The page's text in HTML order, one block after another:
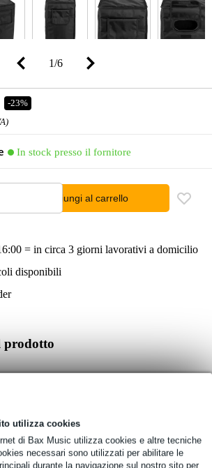
utilizza cookies
di Bax Music utilizza cookies e altre tecniche
necessari sono utilizzati per abilitare le
durante la navigazione sul nostro sito per
1/6
-23%
In stock presso il fornitore
Aggiungi al carrello
= in circa 3 giorni lavorativi a domicilio
disponibili
prodotto
27 cm